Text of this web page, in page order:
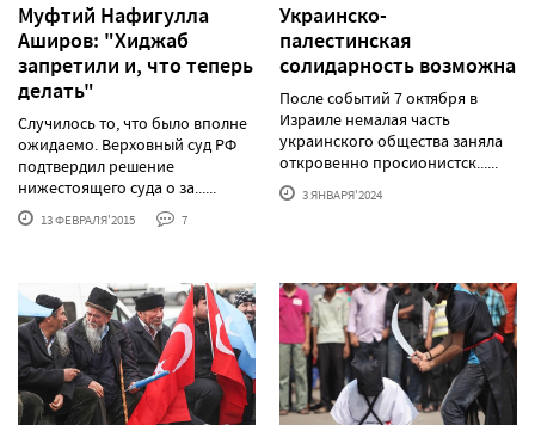
Муфтий Нафигулла
Аширов: "Хиджаб
запретили и, что теперь
делать"
Случилось то, что было вполне
ожидаемо. Верховный суд РФ
подтвердил решение
нижестоящего суда о за......
13 ФЕВРАЛЯ'2015 7
Украинско-
палестинская
солидарность возможна
После событий 7 октября в
Израиле немалая часть
украинского общества заняла
откровенно просионистск......
3 ЯНВАРЯ'2024